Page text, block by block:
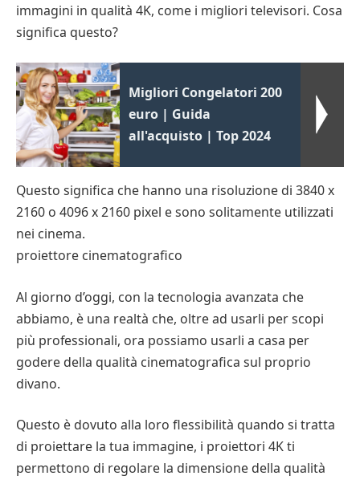
immagini in qualità 4K, come i migliori televisori. Cosa
significa questo?
Migliori Congelatori 200
euro | Guida
all'acquisto | Top 2024
Questo significa che hanno una risoluzione di 3840 x
2160 o 4096 x 2160 pixel e sono solitamente utilizzati
nei cinema.
proiettore cinematografico
Al giorno d’oggi, con la tecnologia avanzata che
abbiamo, è una realtà che, oltre ad usarli per scopi
più professionali, ora possiamo usarli a casa per
godere della qualità cinematografica sul proprio
divano.
Questo è dovuto alla loro flessibilità quando si tratta
di proiettare la tua immagine, i proiettori 4K ti
permettono di regolare la dimensione della qualità